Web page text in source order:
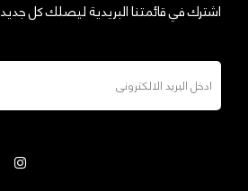
اشترك في قائمتنا البريدية ليصلك كل جديد